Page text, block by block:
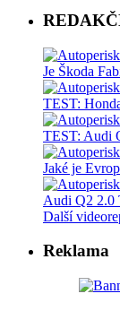
Je Škoda
TEST:
TEST: Audi
Jaké je
Audi Q2 2.0
Další
Reklama